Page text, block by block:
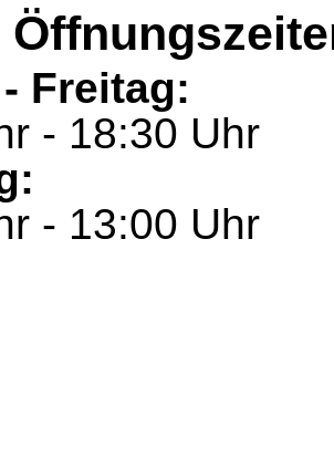
Freitag:
- 18:30 Uhr
- 13:00 Uhr